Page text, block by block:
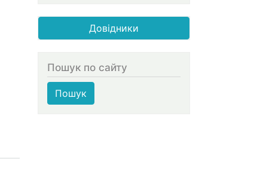
Довідники
Пошук по сайту
Пошук